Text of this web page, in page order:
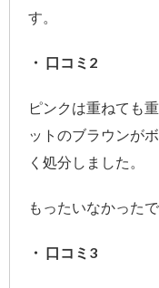
す。
・ 口コミ2
ピンクは重ねても
ットのブラウンが
く処分しました。
もったいなかったで
・ 口コミ3